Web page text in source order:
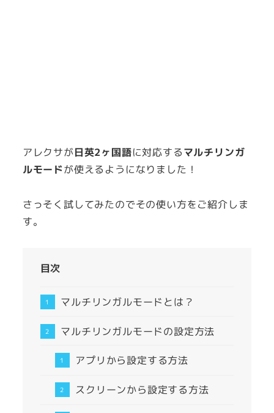
アレクサが日英2ヶ国語に対応するマルチリンガ
ルモードが使えるようになりました！
さっそく試してみたのでその使い方をご紹介しま
す。
目次
マルチリンガルモードとは？
マルチリンガルモードの設定方法
アプリから設定する方法
スクリーンから設定する方法